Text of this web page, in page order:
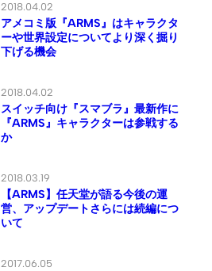
2018.04.02
アメコミ版『ARMS』はキャラクタ
ーや世界設定についてより深く掘り
下げる機会
2018.04.02
スイッチ向け『スマブラ』最新作に
『ARMS』キャラクターは参戦する
か
2018.03.19
【ARMS】任天堂が語る今後の運
営、アップデートさらには続編につ
いて
2017.06.05